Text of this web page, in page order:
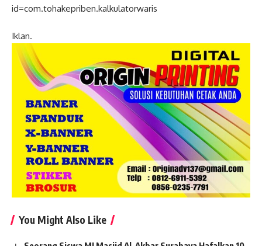
id=com.tohakepriben.kalkulatorwaris
Iklan.
You Might Also Like